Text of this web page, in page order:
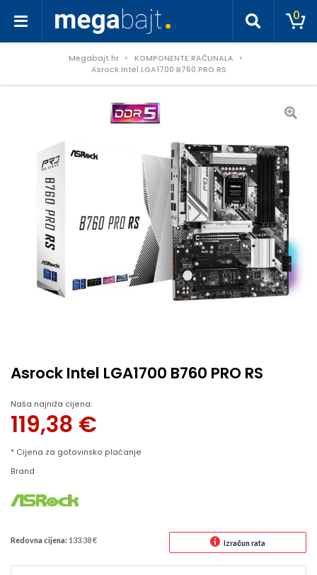
0
Megabajt.hr
KOMPONENTE RAČUNALA
Asrock Intel LGA1700 B760 PRO RS
Asrock Intel LGA1700 B760 PRO RS
Naša najniža cijena:
119,38 €
* Cijena za gotovinsko plaćanje
Brand
Redovna cijena: 133.38 € Izračun rata